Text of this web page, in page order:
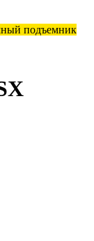
подъемник